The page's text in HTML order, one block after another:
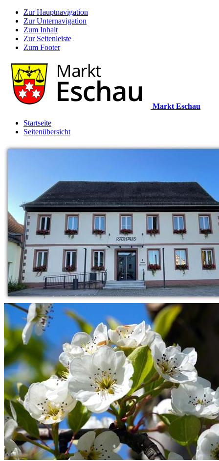
Zur Hauptnavigation
Zur Unternavigation
Zum Inhalt
Zur Seitenleiste
Zum Footer
Markt Eschau
Startseite
Seitenübersicht